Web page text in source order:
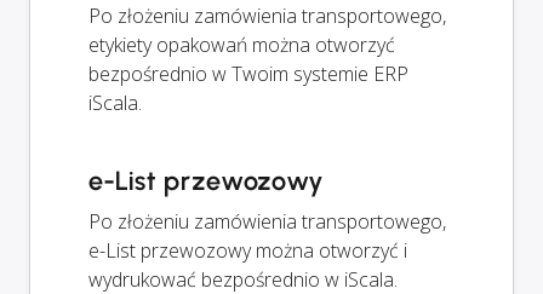
Po złożeniu zamówienia transportowego,
etykiety opakowań można otworzyć
bezpośrednio w Twoim systemie ERP
iScala.
e-List przewozowy
Po złożeniu zamówienia transportowego,
e-List przewozowy można otworzyć i
wydrukować bezpośrednio w iScala.